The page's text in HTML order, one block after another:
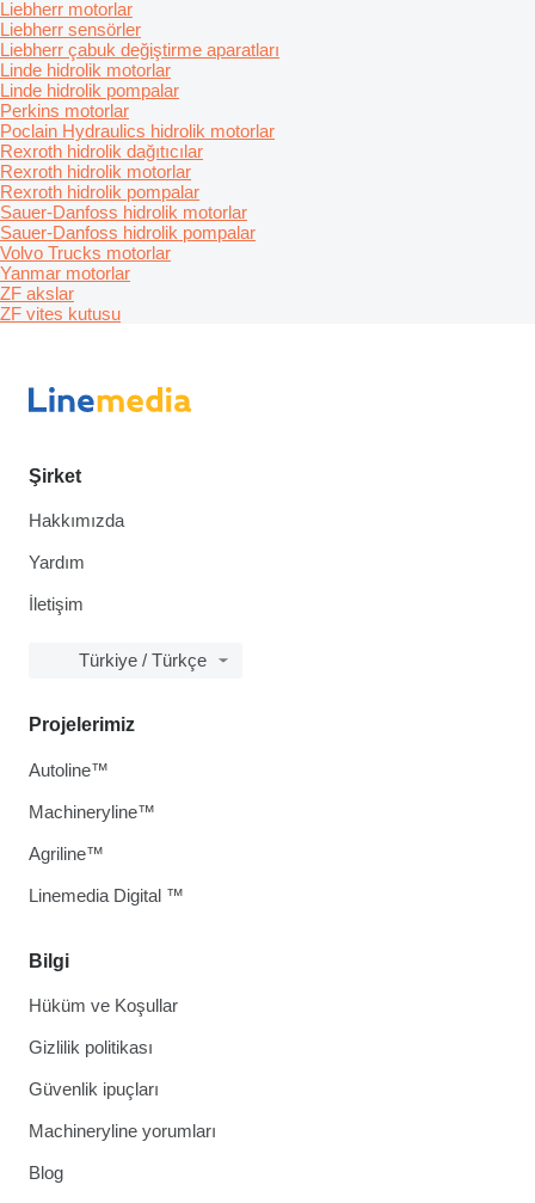
Liebherr motorlar
Liebherr sensörler
Liebherr çabuk değiştirme aparatları
Linde hidrolik motorlar
Linde hidrolik pompalar
Perkins motorlar
Poclain Hydraulics hidrolik motorlar
Rexroth hidrolik dağıtıcılar
Rexroth hidrolik motorlar
Rexroth hidrolik pompalar
Sauer-Danfoss hidrolik motorlar
Sauer-Danfoss hidrolik pompalar
Volvo Trucks motorlar
Yanmar motorlar
ZF akslar
ZF vites kutusu
Şirket
Hakkımızda
Yardım
İletişim
Türkiye / Türkçe
Bilgi
Hüküm ve Koşullar
Gizlilik politikası
Güvenlik ipuçları
Machineryline yorumları
Blog
Projelerimiz
Autoline™
Machineryline™
Agriline™
Linemedia Digital ™